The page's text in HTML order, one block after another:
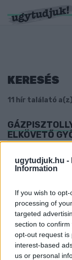
ugytudjuk.hu -
Information
If you wish to
processing of
targeted
section to
opt-out request is
interest-based
us or personal
KERESÉS
11 hír találató
ELKÖVETŐ
Nem gondolta át
A GYŐRI
2021. július. 06. 09:31
A Szombathelyi
férfit.
GYURCSÁNY
ELLENZI A